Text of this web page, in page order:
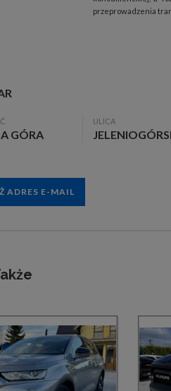
przeprowadzenia
GÓRA
ULICA
ADRES E-MAIL